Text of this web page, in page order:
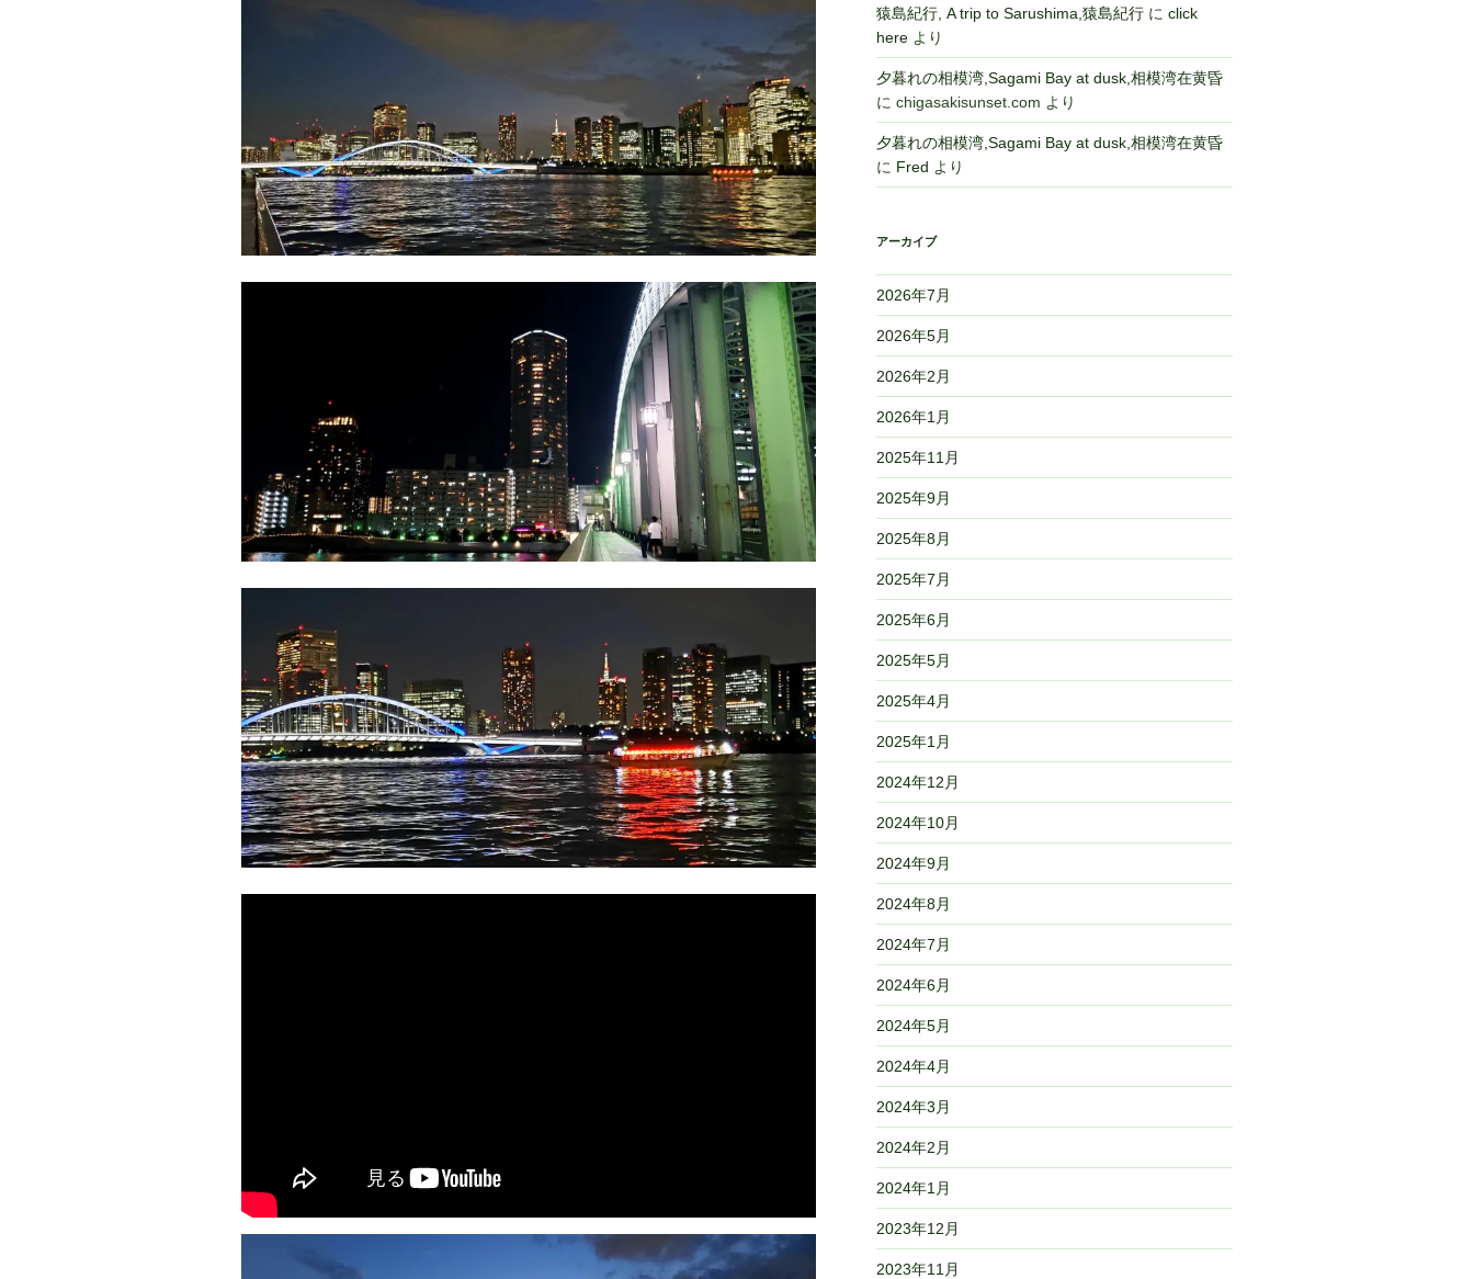
猿島紀行, A trip to Sarushima,猿島紀行に click
hereより
夕暮れの相模湾,Sagami Bay at dusk,相模湾在黄昏
に chigasakisunset.com より
夕暮れの相模湾,Sagami Bay at dusk,相模湾在黄昏
に Fred より
アーカイブ
2026年7月
2026年5月
2026年2月
2026年1月
2025年11月
2025年9月
2025年8月
2025年7月
2025年6月
2025年5月
2025年4月
2025年1月
2024年12月
2024年10月
2024年9月
2024年8月
2024年7月
2024年6月
2024年5月
2024年4月
2024年3月
2024年2月
2024年1月
2023年12月
2023年11月